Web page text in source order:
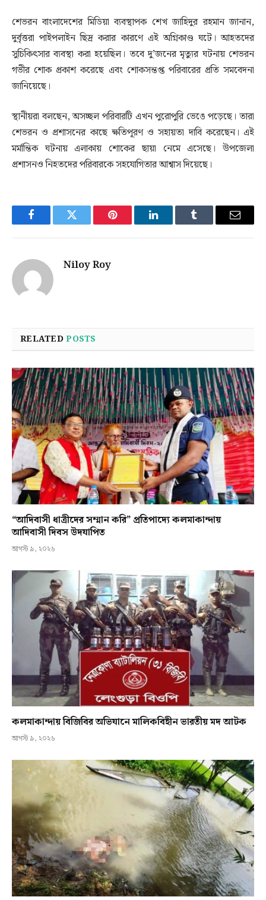
শেভরন বাংলাদেশের মিডিয়া ব্যবস্থাপক শেখ জাহিদুর রহমান জানান,
দুর্বৃত্তরা পাইপলাইন ছিদ্র করার কারণে এই অগ্নিকাণ্ড ঘটে। আহতদের
সুচিকিৎসার ব্যবস্থা করা হয়েছিল। তবে দু’জনের মৃত্যুর ঘটনায় শেভরন
গভীর শোক প্রকাশ করেছে এবং শোকসন্তপ্ত পরিবারের প্রতি সমবেদনা
জানিয়েছে।
স্থানীয়রা বলছেন, অসচ্ছল পরিবারটি এখন পুরোপুরি ভেঙে পড়েছে। তারা
শেভরন ও প্রশাসনের কাছে ক্ষতিপূরণ ও সহায়তা দাবি করেছেন। এই
মর্মান্তিক ঘটনায় এলাকায় শোকের ছায়া নেমে এসেছে। উপজেলা
প্রশাসনও নিহতদের পরিবারকে সহযোগিতার আশ্বাস দিয়েছে।
FacebookTwitter Pinterest LinkedInTumblr Email
Niloy Roy
RELATEDPOSTS
“আদিবাসী ধাত্রীদের সম্মান করি” প্রতিপাদ্যে কলমাকান্দায়
আদিবাসী দিবস উদযাপিত
আগস্ট ৯, ২০২৬
কলমাকান্দায় বিজিবির অভিযানে মালিকবিহীন ভারতীয় মদ আটক
আগস্ট ৯, ২০২৬